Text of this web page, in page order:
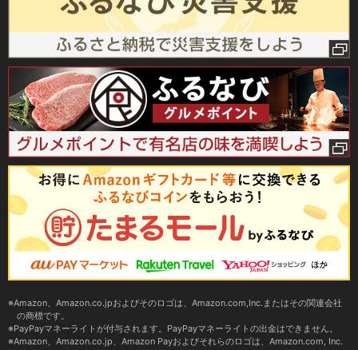
Amazon、Amazon.co.jpおよびそのロゴは、Amazon.com,Inc.またはその関連会社
の商標です。
PayPayマネーライトが付与されます。PayPayマネーライトの出金はできません。
Amazon、Amazon.co.jp、Amazon Payおよびそれらのロゴは、Amazon.com, Inc.